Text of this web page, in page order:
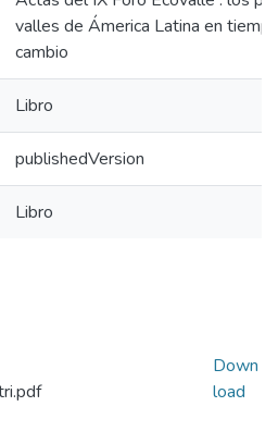
valles de Ámerica Latina en
cambio
Libro
publishedVersion
Libro
Down
load